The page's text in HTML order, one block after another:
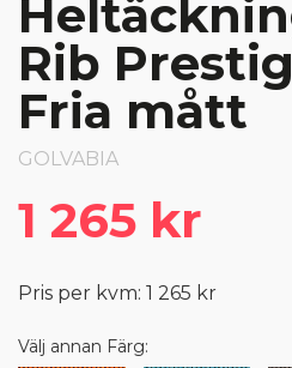
Rib
Fria mått
GOLVABIA
1 265 kr
Pris per kvm: 1 265 kr
Välj annan Färg: